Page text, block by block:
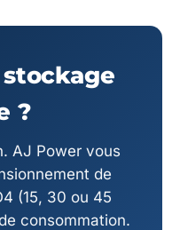
?
AJ Power vous
de
(15, 30 ou 45
consommation.